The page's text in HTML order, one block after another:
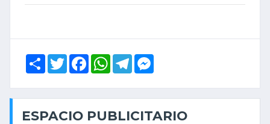
ShareTwitterFacebook
WhatsApp
Telegram
ESPACIO PUBLICITARIO